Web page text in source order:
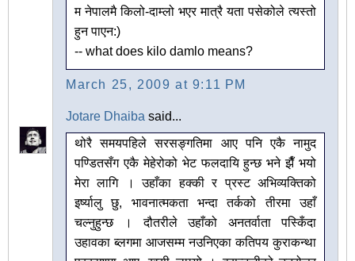
म नेपालमै किलो-दाम्लो भएर मात्रै यता पसेकोले त्यस्तो
हुन पाएन:)
-- what does kilo damlo means?
March 25, 2009 at 9:11 PM
Jotare Dhaiba said...
थोरै समयपहिले सरसङ्गतिमा आए पनि एकै नामुद
पण्डितसँग एकै मेहेरोको भेट फलदायि हुन्छ भने झैँ भयो
मेरा लागि । उहाँका हक्की र प्रस्ट अभिव्यक्तिको
इर्ष्यालु छु, भावनात्मकता भन्दा तर्कको तीरमा उहाँ
चल्नुहुन्छ । दौतरीले उहाँको अनतर्वाता पस्किँदा
उहावका ब्लगमा आजसम्म नउनिएका कतिपय कुराकन्था